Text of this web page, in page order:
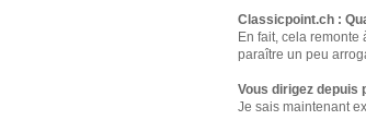
Classicpoint.ch :
En fait, cela remonte
paraître un peu
Vous dirigez depuis
Je sais maintenant